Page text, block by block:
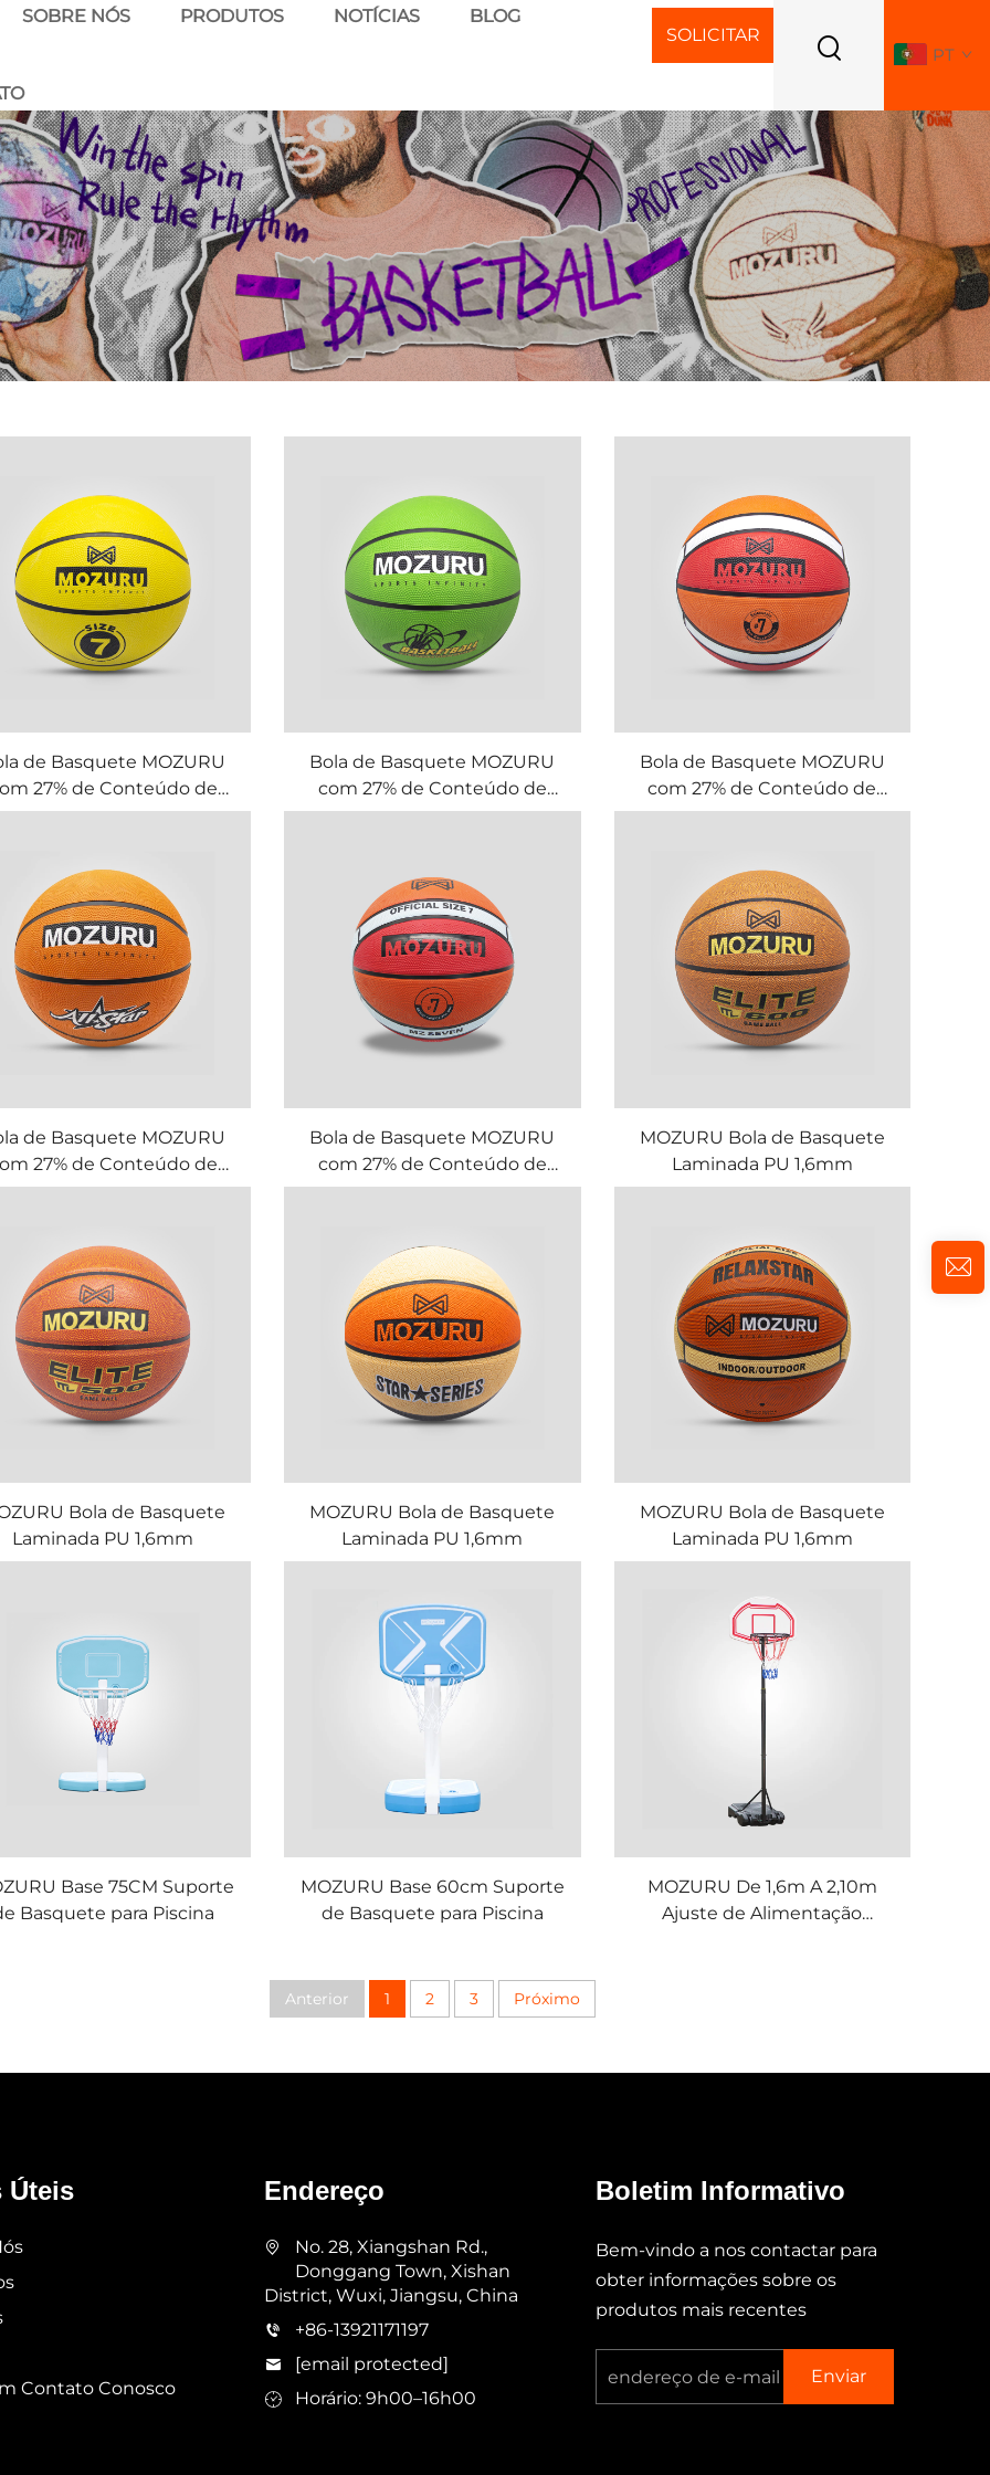
SOBRE NÓS PRODUTOS NOTÍCIAS BLOG
SOLICITAR
PT
de Basquete MOZURU
27% de Conteúdo de
Borracha
Bola de Basquete MOZURU
com 27% de Conteúdo de
Borracha
Bola de Basquete MOZURU
com 27% de Conteúdo de
Borracha
de Basquete MOZURU
27% de Conteúdo de
Borracha
Bola de Basquete MOZURU
com 27% de Conteúdo de
Borracha
MOZURU Bola de Basquete
Laminada PU 1,6mm
Bola de Basquete
Laminada PU 1,6mm
MOZURU Bola de Basquete
Laminada PU 1,6mm
MOZURU Bola de Basquete
Laminada PU 1,6mm
Base 75CM Suporte
Basquete para Piscina
MOZURU Base 60cm Suporte
de Basquete para Piscina
MOZURU De 1,6m A 2,10m
Ajuste de Alimentação
Anterior 1 2 3 Próximo
Úteis
Contato Conosco
Endereço
No. 28, Xiangshan Rd.,
Donggang Town, Xishan
District, Wuxi, Jiangsu, China
+86-13921171197
[email protected]
Horário: 9h00–16h00
Boletim Informativo
Bem-vindo a nos contactar para
obter informações sobre os
produtos mais recentes
Enviar